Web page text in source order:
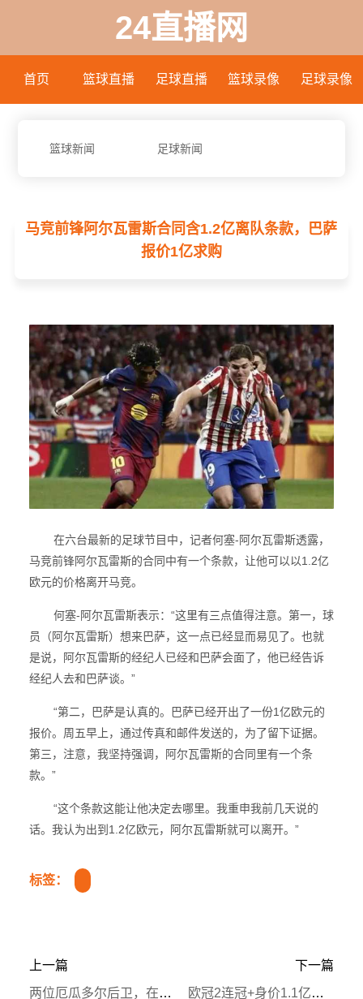
24直播网
首页 篮球直播 足球直播 篮球录像 足球录像
篮球新闻 足球新闻
马竞前锋阿尔瓦雷斯合同含1.2亿离队条款，巴萨
报价1亿求购
在六台最新的足球节目中，记者何塞-阿尔瓦雷斯透露，
马竞前锋阿尔瓦雷斯的合同中有一个条款，让他可以以1.2亿
欧元的价格离开马竞。
何塞-阿尔瓦雷斯表示：“这里有三点值得注意。第一，球
员（阿尔瓦雷斯）想来巴萨，这一点已经显而易见了。也就
是说，阿尔瓦雷斯的经纪人已经和巴萨会面了，他已经告诉
经纪人去和巴萨谈。”
“第二，巴萨是认真的。巴萨已经开出了一份1亿欧元的
报价。周五早上，通过传真和邮件发送的，为了留下证据。
第三，注意，我坚持强调，阿尔瓦雷斯的合同里有一个条
款。”
“这个条款这能让他决定去哪里。我重申我前几天说的
话。我认为出到1.2亿欧元，阿尔瓦雷斯就可以离开。”
标签：
上一篇
两位厄瓜多尔后卫，在欧冠决赛打满全场，踢世界杯也可能带来惊喜
下一篇
欧冠2连冠+身价1.1亿欧！21岁世界级中场横空出世，辅助C罗圆梦